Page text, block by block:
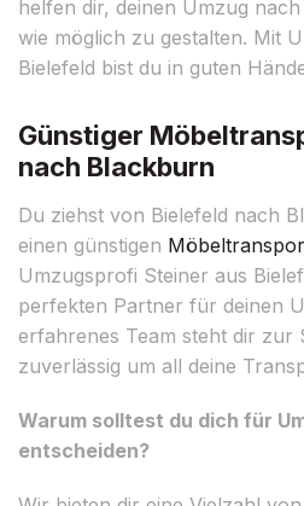
helfen dir, deinen Umzug
wie möglich zu gestalten. Mit
Bielefeld bist du in guten
Günstiger
nach Blackburn
Du ziehst von Bielefeld nach
einen günstigen
Umzugsprofi Steiner aus
perfekten Partner für deinen
erfahrenes Team steht dir zur
zuverlässig um all deine
Warum solltest du dich für
entscheiden?